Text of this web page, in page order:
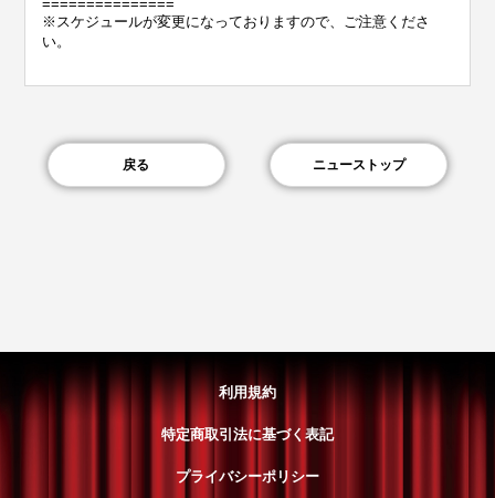
===============
※スケジュールが変更になっておりますので、ご注意くださ
い。
戻る ニューストップ
利用規約
特定商取引法に基づく表記
プライバシーポリシー